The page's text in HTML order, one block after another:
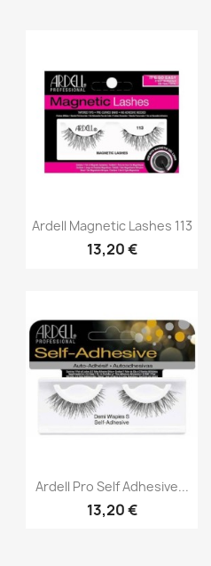
Aperçu rapide
Ardell Magnetic Lashes 113
13,20 €
 Aperçu rapide
Ardell Pro Self Adhesive...
13,20 €